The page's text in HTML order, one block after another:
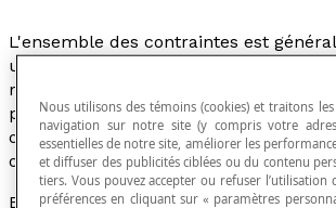
L'ensemble des contraintes est
un
relations linéaires, on dira qu'il s'agit
programmation linéaire. L'expression
optimiserest aussi synonyme de
ou
fonction objectif.
Exemple
Nous utilisons des témoins (cookies) et traitons
navigation sur notre site (y compris votre
essentielles de notre site, améliorer les
et diffuser des publicités ciblées ou du contenu
tiers. Vous pouvez accepter ou refuser
préférences en cliquant sur « paramètres